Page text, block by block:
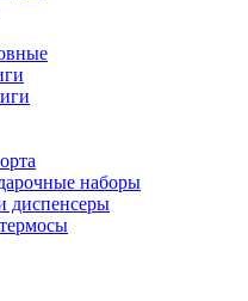
наборы
диспенсеры